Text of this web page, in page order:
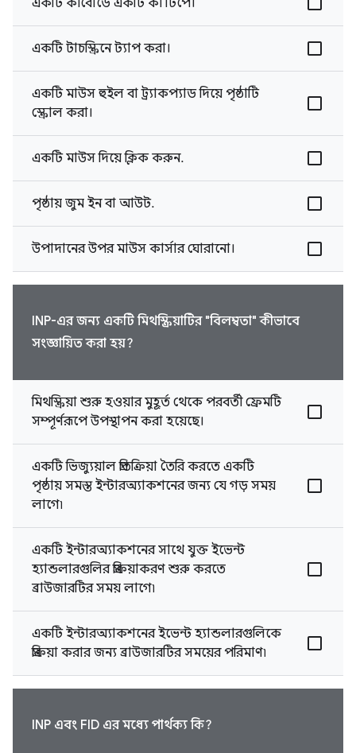
একটি টাচস্ক্রিনে ট্যাপ করা।
একটি মাউস হুইল বা ট্র্যাকপ্যাড দিয়ে পৃষ্ঠাটি
স্ক্রোল করা।
একটি মাউস দিয়ে ক্লিক করুন.
পৃষ্ঠায় জুম ইন বা আউট.
উপাদানের উপর মাউস কার্সার ঘোরানো।
INP-এর জন্য একটি মিথস্ক্রিয়াটির "বিলম্বতা" কীভাবে
সংজ্ঞায়িত করা হয়?
মিথস্ক্রিয়া শুরু হওয়ার মুহূর্ত থেকে পরবর্তী ফ্রেমটি
সম্পূর্ণরূপে উপস্থাপন করা হয়েছে।
একটি ভিজ্যুয়াল প্রতিক্রিয়া তৈরি করতে একটি
পৃষ্ঠায় সমস্ত ইন্টারঅ্যাকশনের জন্য যে গড় সময়
লাগে৷
একটি ইন্টারঅ্যাকশনের সাথে যুক্ত ইভেন্ট
হ্যান্ডলারগুলির প্রক্রিয়াকরণ শুরু করতে
ব্রাউজারটির সময় লাগে৷
একটি ইন্টারঅ্যাকশনের ইভেন্ট হ্যান্ডলারগুলিকে
প্রক্রিয়া করার জন্য ব্রাউজারটির সময়ের পরিমাণ৷
INP এবং FID এর মধ্যে পার্থক্য কি?